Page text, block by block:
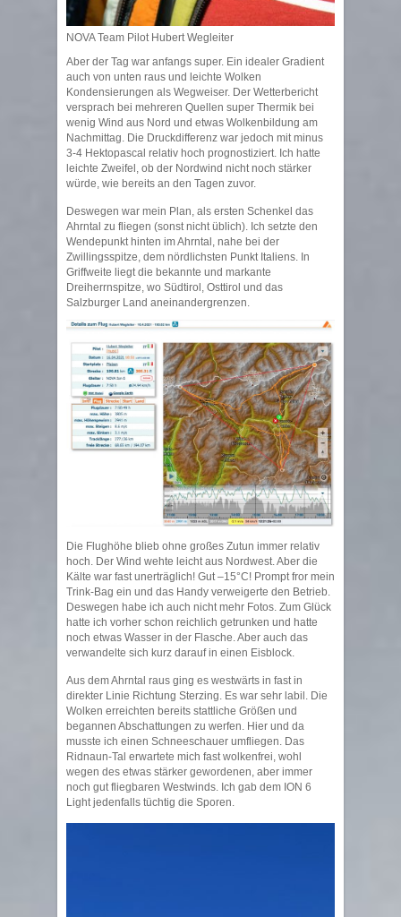
NOVA Team Pilot Hubert Wegleiter
Aber der Tag war anfangs super. Ein idealer Gradient
auch von unten raus und leichte Wolken
Kondensierungen als Wegweiser. Der Wetterbericht
versprach bei mehreren Quellen super Thermik bei
wenig Wind aus Nord und etwas Wolkenbildung am
Nachmittag. Die Druckdifferenz war jedoch mit minus
3-4 Hektopascal relativ hoch prognostiziert. Ich hatte
leichte Zweifel, ob der Nordwind nicht noch stärker
würde, wie bereits an den Tagen zuvor.
Deswegen war mein Plan, als ersten Schenkel das
Ahrntal zu fliegen (sonst nicht üblich). Ich setzte den
Wendepunkt hinten im Ahrntal, nahe bei der
Zwillingsspitze, dem nördlichsten Punkt Italiens. In
Griffweite liegt die bekannte und markante
Dreiherrnspitze, wo Südtirol, Osttirol und das
Salzburger Land aneinandergrenzen.
Die Flughöhe blieb ohne großes Zutun immer relativ
hoch. Der Wind wehte leicht aus Nordwest. Aber die
Kälte war fast unerträglich! Gut –15°C! Prompt fror mein
Trink-Bag ein und das Handy verweigerte den Betrieb.
Deswegen habe ich auch nicht mehr Fotos. Zum Glück
hatte ich vorher schon reichlich getrunken und hatte
noch etwas Wasser in der Flasche. Aber auch das
verwandelte sich kurz darauf in einen Eisblock.
Aus dem Ahrntal raus ging es westwärts in fast in
direkter Linie Richtung Sterzing. Es war sehr labil. Die
Wolken erreichten bereits stattliche Größen und
begannen Abschattungen zu werfen. Hier und da
musste ich einen Schneeschauer umfliegen. Das
Ridnaun-Tal erwartete mich fast wolkenfrei, wohl
wegen des etwas stärker gewordenen, aber immer
noch gut fliegbaren Westwinds. Ich gab dem ION 6
Light jedenfalls tüchtig die Sporen.